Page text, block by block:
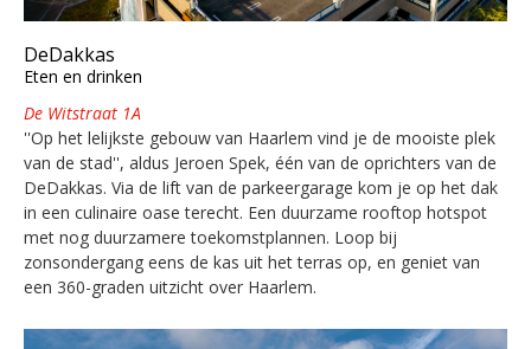
DeDakkas
Eten en drinken
De Witstraat 1A
''Op het lelijkste gebouw van Haarlem vind je de mooiste plek
van de stad'', aldus Jeroen Spek, één van de oprichters van de
DeDakkas. Via de lift van de parkeergarage kom je op het dak
in een culinaire oase terecht. Een duurzame rooftop hotspot
met nog duurzamere toekomstplannen. Loop bij
zonsondergang eens de kas uit het terras op, en geniet van
een 360-graden uitzicht over Haarlem.